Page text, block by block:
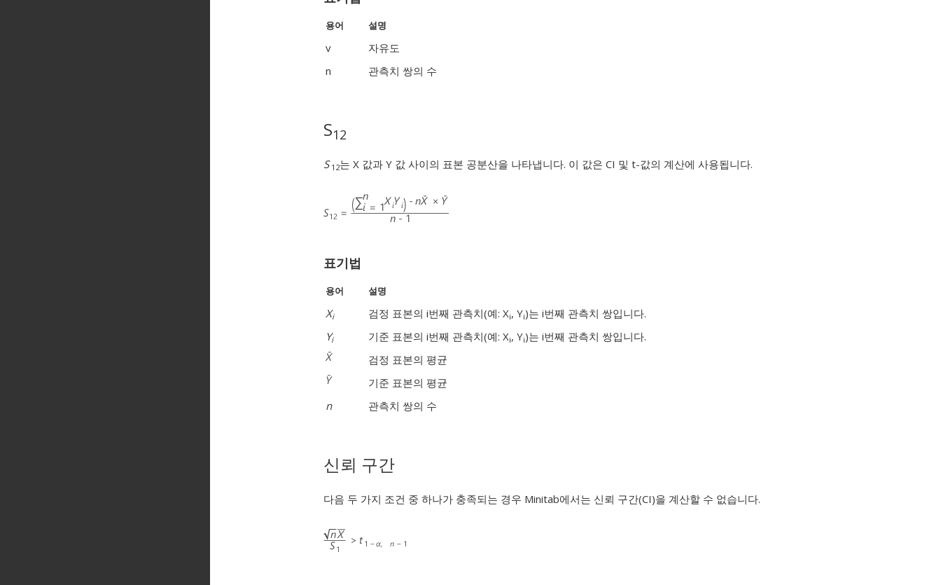
용어 설명
v
자유도
n
관측치 쌍의 수
S12
S 12는 X 값과 Y 값 사이의 표본 공분산을 나타냅니다. 이 값은 CI 및 t-값의 계산에 사용됩니다.
표기법
용어 설명
Xi 검정 표본의 i번째 관측치(예: Xi, Yi)는 i번째 관측치 쌍입니다.
Yi 기준 표본의 i번째 관측치(예: Xi, Yi)는 i번째 관측치 쌍입니다.
검정 표본의 평균
기준 표본의 평균
n
관측치 쌍의 수
신뢰 구간
다음 두 가지 조건 중 하나가 충족되는 경우 Minitab에서는 신뢰 구간(CI)을 계산할 수 없습니다.